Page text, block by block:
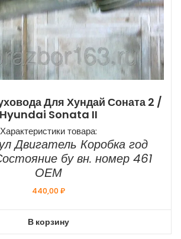
Для Хундай Соната 2 /
Hyundai Sonata II
Характеристики товара:
Двигатель Коробка год
бу вн. номер 461
ОЕМ
440,00₽
В корзину